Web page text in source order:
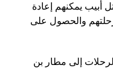
أبيب يمكنهم إعادة
والحصول على
إلى مطار بن